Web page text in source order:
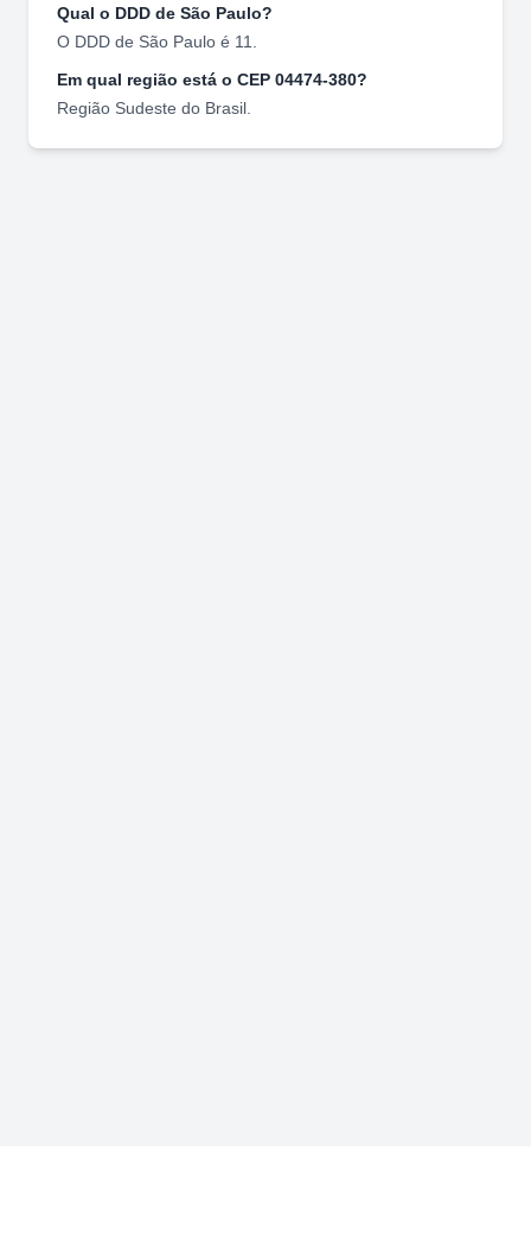
Qual o DDD de São Paulo?
O DDD de São Paulo é 11
Em qual região está o CEP 04474-380?
Região Sudeste do Brasil.